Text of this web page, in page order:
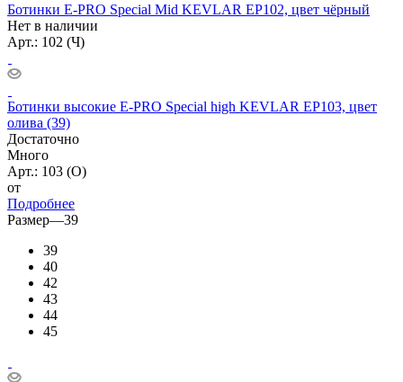
Ботинки E-PRO Special Mid KEVLAR EP102, цвет чёрный
Нет в наличии
Арт.: 102 (Ч)
Ботинки высокие E-PRO Special high KEVLAR ЕР103, цвет
олива (39)
Достаточно
Много
Арт.: 103 (О)
от
Подробнее
Размер—39
39
40
42
43
44
45